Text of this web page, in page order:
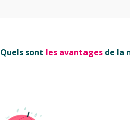
Quels sont les avantages de la